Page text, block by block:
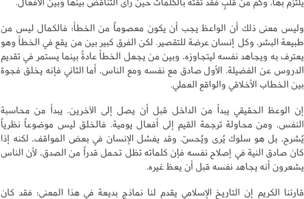
وليس معنى ذلك أن الواعظ يجب أن يكون معصوماً من الخطأ؛ فالكمال ليس من
طبيعة البشر، وكل إنسان عرضة للتقصير. لكن الفرق كبير بين من يقع في الخطأ وهو
يعترف به ويجاهد نفسه ليتجاوزه، وبين من يجعل الخطأ عادةً بينما يستمر في تقديم
الدروس عن الفضيلة. الأول صادق مع نفسه ومع الناس، أما الثاني فإنه يخلق فجوة
بين الخطاب الأخلاقي والواقع العملي.
إن الوعظ الحقيقي يبدأ من الداخل قبل أن يصل إلى الآخرين. يبدأ من محاسبة
النفس، ومن محاولة ترجمة القيم إلى أفعال يومية. فالخلق ليس موضوعاً نظرياً
يُشرح، بل هو سلوك يُرى ويُحسّ. وقد يفشل الإنسان في بعض المواقف، لكنه إذا
كان صادق النية في إصلاح نفسه فإن كلماته تظل تحمل قدراً من الصدق، لأن الناس
يشعرون أنه يجاهد نفسه قبل أن يعظ غيره.
قارئنا الكريم إن التاريخ الإسلامي يقدم لنا نماذج بديعة في هذا المعنى؛ فقد كان